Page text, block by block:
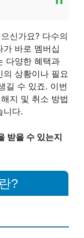
신가요? 다수의
바로 멤버십
다양한 혜택과
의 상황이나 필요
길 수 있죠. 이번
지 및 취소 방법
니다.
받을 수 있는지
?